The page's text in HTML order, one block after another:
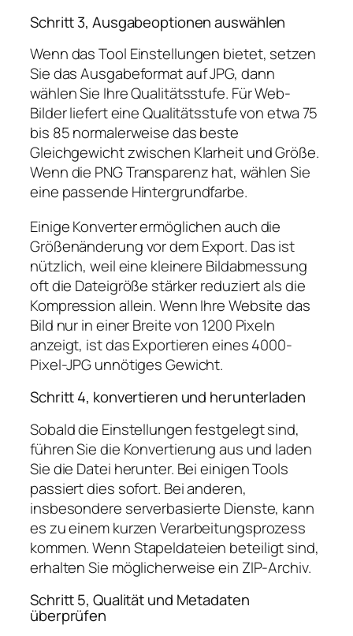
Schritt 3, Ausgabeoptionen auswählen
Wenn das Tool Einstellungen bietet, setzen
Sie das Ausgabeformat auf JPG, dann
wählen Sie Ihre Qualitätsstufe. Für Web-
Bilder liefert eine Qualitätsstufe von etwa 75
bis 85 normalerweise das beste
Gleichgewicht zwischen Klarheit und Größe.
Wenn die PNG Transparenz hat, wählen Sie
eine passende Hintergrundfarbe.
Einige Konverter ermöglichen auch die
Größenänderung vor dem Export. Das ist
nützlich, weil eine kleinere Bildabmessung
oft die Dateigröße stärker reduziert als die
Kompression allein. Wenn Ihre Website das
Bild nur in einer Breite von 1200 Pixeln
anzeigt, ist das Exportieren eines 4000-
Pixel-JPG unnötiges Gewicht.
Schritt 4, konvertieren und herunterladen
Sobald die Einstellungen festgelegt sind,
führen Sie die Konvertierung aus und laden
Sie die Datei herunter. Bei einigen Tools
passiert dies sofort. Bei anderen,
insbesondere serverbasierte Dienste, kann
es zu einem kurzen Verarbeitungsprozess
kommen. Wenn Stapeldateien beteiligt sind,
erhalten Sie möglicherweise ein ZIP-Archiv.
Schritt 5, Qualität und Metadaten
überprüfen